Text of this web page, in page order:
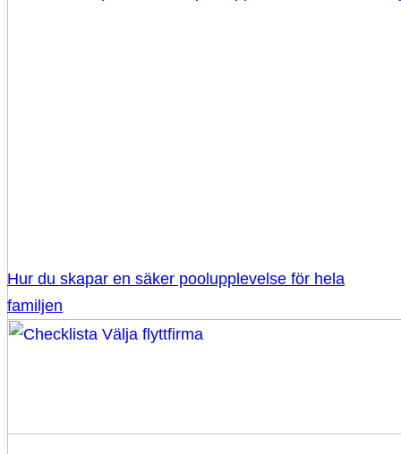
Hur du skapar en säker poolupplevelse för hela
familjen